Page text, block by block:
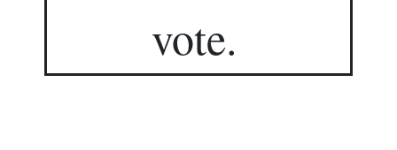
vote.